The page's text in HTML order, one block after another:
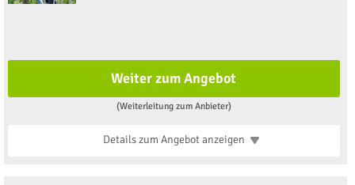
Weiter zum Angebot
(Weiterleitung zum Anbieter)
Details zum Angebotanzeigen